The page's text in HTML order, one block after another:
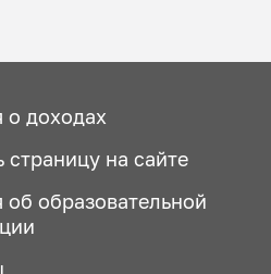
о доходах
страницу на сайте
об образовательной